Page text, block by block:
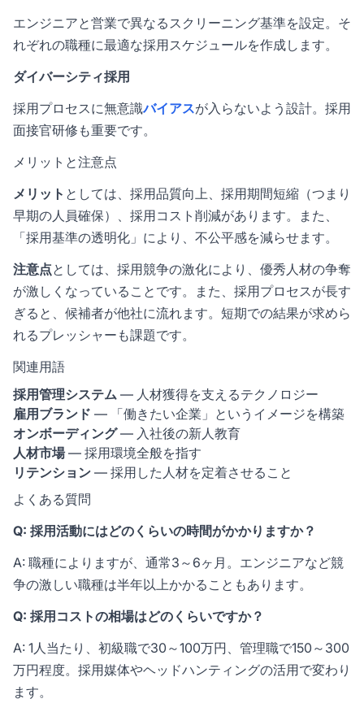
エンジニアと営業で異なるスクリーニング基準を設定。そ
れぞれの職種に最適な採用スケジュールを作成します。
ダイバーシティ採用
採用プロセスに無意識バイアスが入らないよう設計。採用
面接官研修も重要です。
メリットと注意点
メリット としては、採用品質向上、採用期間短縮（つまり
早期の人員確保）、採用コスト削減があります。また、
「採用基準の透明化」により、不公平感を減らせます。
注意点としては、採用競争の激化により、優秀人材の争奪
が激しくなっていることです。また、採用プロセスが長す
ぎると、候補者が他社に流れます。短期での結果が求めら
れるプレッシャーも課題です。
関連用語
採用管理システム — 人材獲得を支えるテクノロジー
雇用ブランド — 「働きたい企業」というイメージを構築
オンボーディング— 入社後の新人教育
人材市場— 採用環境全般を指す
リテンション — 採用した人材を定着させること
よくある質問
Q: 採用活動にはどのくらいの時間がかかりますか？
A: 職種によりますが、通常3～6ヶ月。エンジニアなど競
争の激しい職種は半年以上かかることもあります。
Q: 採用コストの相場はどのくらいですか？
A: 1人当たり、初級職で30～100万円、管理職で150～300
万円程度。採用媒体やヘッドハンティングの活用で変わり
ます。